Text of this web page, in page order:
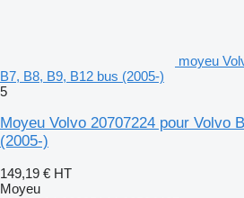
moyeu
B7, B8, B9, B12 bus (2005-)
5
Moyeu Volvo 20707224 pour Volvo
(2005-)
149,19 € HT
Moyeu